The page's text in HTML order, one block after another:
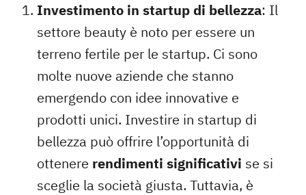
Investimento in startup di bellezza: Il
settore beauty è noto per essere un
terreno fertile per le startup. Ci sono
molte nuove aziende che stanno
emergendo con idee innovative e
prodotti unici. Investire in startup di
bellezza può offrire l’opportunità di
ottenere rendimenti significativi se si
sceglie la società giusta. Tuttavia, è